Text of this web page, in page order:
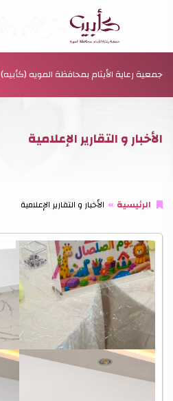
جمعية رعاية الأيتام بمحافظة المويه (كأبيه)
الأخبار و التقارير الإعلامية
الرئيسية الأخبار و التقارير الإعلامية